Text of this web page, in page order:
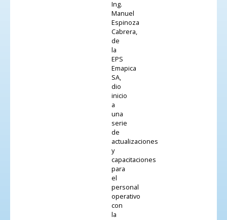
Ing.
Manuel
Espinoza
Cabrera,
de
la
EPS
Emapica
SA,
dio
inicio
a
una
serie
de
actualizaciones
y
capacitaciones
para
el
personal
operativo
con
la